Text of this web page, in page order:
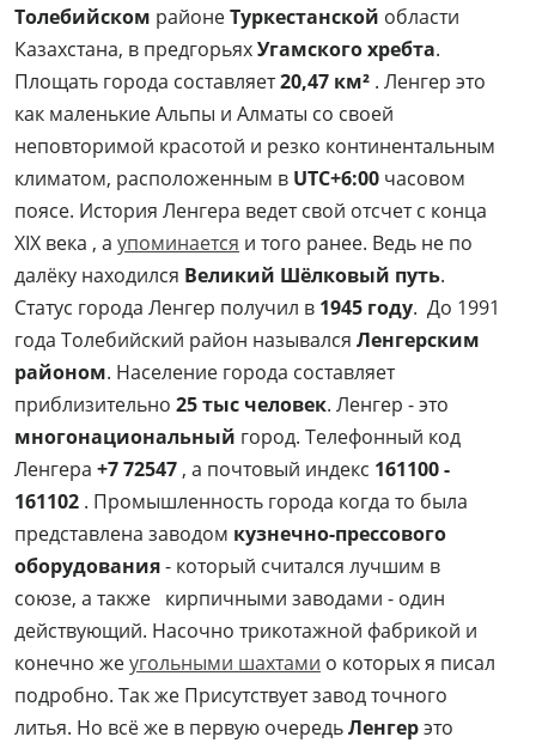
Толебийском районеТуркестанской области
Казахстана, в предгорьяхУгамского хребта.
Площать города составляет20,47 км² . Ленгер это
как маленькие Альпы и Алматы со своей
неповторимой красотой и резко континентальным
климатом, расположенным в UTC+6:00 часовом
поясе. История Ленгера ведет свой отсчет с конца
XIX века , а упоминается и того ранее. Ведь не по
далёку находился Великий Шёлковый путь.
Статус города Ленгер получил в 1945 году. До 1991
года Толебийский район назывался Ленгерским
районом. Население города составляет
приблизительно 25 тыс человек. Ленгер - это
многонациональный город. Телефонный код
Ленгера +7 72547 , а почтовый индекс 161100 -
161102 . Промышленность города когда то была
представлена заводом кузнечно-прессового
оборудования- который считался лучшим в
союзе, а также кирпичными заводами - один
действующий. Насочно трикотажной фабрикой и
конечно жеугольными шахтами о которых я писал
подробно. Так же Присутствует завод точного
литья. Но всё же в первую очередьЛенгерэто